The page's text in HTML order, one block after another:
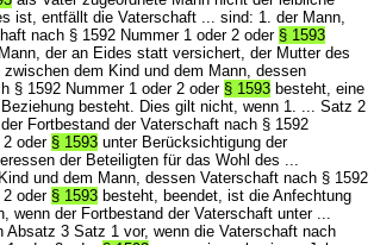
ist, entfällt die Vaterschaft ... sind: 1. der Mann,
nach § 1592 Nummer 1 oder 2 oder § 1593
der an Eides statt versichert, der Mutter des
zwischen dem Kind und dem Mann, dessen
§ 1592 Nummer 1 oder 2 oder § 1593 besteht, eine
besteht. Dies gilt nicht, wenn 1. ... Satz 2
Fortbestand der Vaterschaft nach § 1592
2 oder § 1593 unter Berücksichtigung der
der Beteiligten für das Wohl des ...
und dem Mann, dessen Vaterschaft nach § 1592
2 oder § 1593 besteht, beendet, ist die Anfechtung
wenn der Fortbestand der Vaterschaft unter ...
Absatz 3 Satz 1 vor, wenn die Vaterschaft nach